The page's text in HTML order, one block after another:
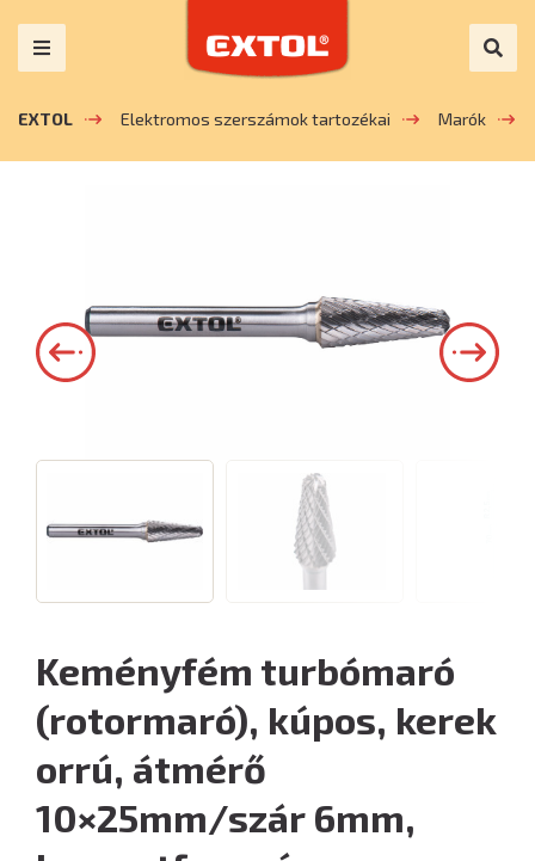
EXTOL Elektromos szerszámok tartozékai Marók
Keményfém turbómaró
(rotormaró), kúpos, kerek
orrú, átmérő
10×25mm/szár 6mm,